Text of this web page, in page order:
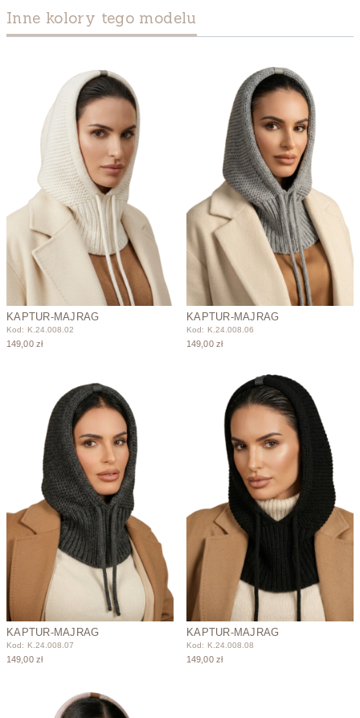
Inne kolory tego modelu
KAPTUR-MAJRAG
Kod: K.24.008.02
149,00 zł
KAPTUR-MAJRAG
Kod: K.24.008.06
149,00 zł
KAPTUR-MAJRAG
Kod: K.24.008.07
149,00 zł
KAPTUR-MAJRAG
Kod: K.24.008.08
149,00 zł